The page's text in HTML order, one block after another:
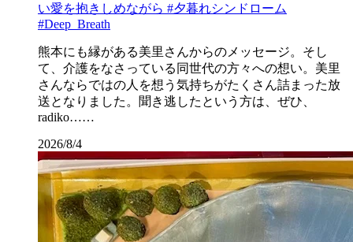
い愛を抱きしめながら #夕暮れシンドローム
#Deep_Breath
熊本にも縁がある美里さんからのメッセージ。そし
て、介護をなさっている同世代の方々への想い。美里
さんならではの人を想う気持ちがたくさん詰まった放
送となりました。聞き逃したという方は、ぜひ、
radiko……
2026/8/4